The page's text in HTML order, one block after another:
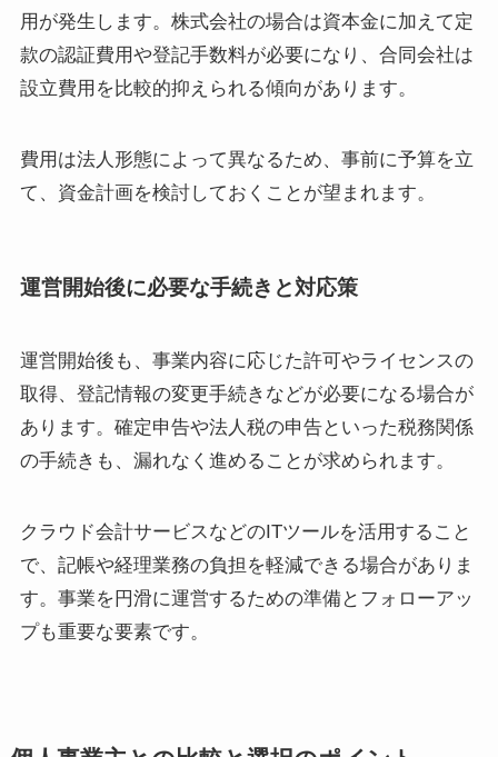
用が発生します。株式会社の場合は資本金に加えて定
款の認証費用や登記手数料が必要になり、合同会社は
設立費用を比較的抑えられる傾向があります。
費用は法人形態によって異なるため、事前に予算を立
て、資金計画を検討しておくことが望まれます。
運営開始後に必要な手続きと対応策
運営開始後も、事業内容に応じた許可やライセンスの
取得、登記情報の変更手続きなどが必要になる場合が
あります。確定申告や法人税の申告といった税務関係
の手続きも、漏れなく進めることが求められます。
クラウド会計サービスなどのITツールを活用すること
で、記帳や経理業務の負担を軽減できる場合がありま
す。事業を円滑に運営するための準備とフォローアッ
プも重要な要素です。